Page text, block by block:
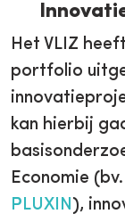
Het VLIZ
portfolio
kan hierbij
Economie (bv.
PLUXIN),